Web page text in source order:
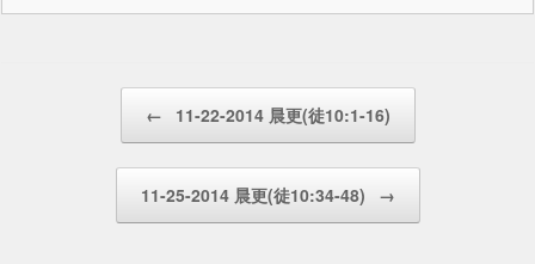
← 11-22-2014 晨更(徒10:1-16)
11-25-2014 晨更(徒10:34-48) →